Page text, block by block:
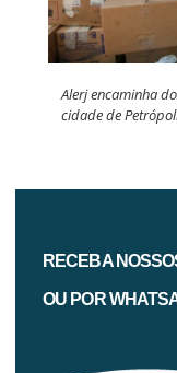
Alerj encaminha
cidade de
RECEBA
OU POR